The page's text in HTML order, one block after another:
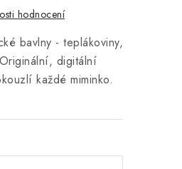
hodnocení
bavlny - teplákoviny,
digitální
každé miminko.